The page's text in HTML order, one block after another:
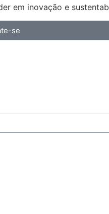
em inovação e
se